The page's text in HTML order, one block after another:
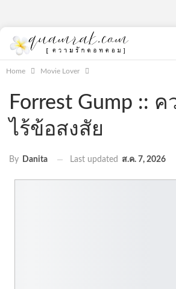
Home Movie Lover
Forrest Gump ::
ไร้ข้อสงสัย
By Danita Last updated ส.ค. 7, 2026